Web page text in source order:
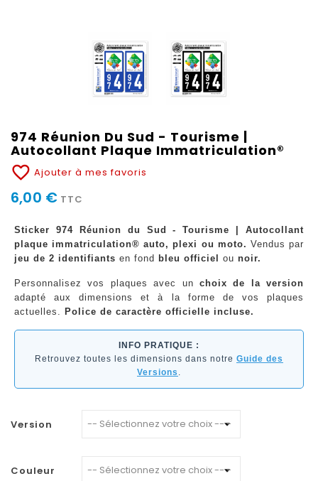
974 Réunion Du Sud - Tourisme |
Autocollant Plaque Immatriculation®
favorite_border Ajouter à mes favoris
6,00 € TTC
Sticker 974 Réunion du Sud - Tourisme | Autocollant
plaque immatriculation® auto, plexi ou moto. Vendus par
jeu de 2 identifiants en fond bleu officiel ou noir.
Personnalisez vos plaques avec un choix de la version
adapté aux dimensions et à la forme de vos plaques
actuelles. Police de caractère officielle incluse.
INFO PRATIQUE :
Retrouvez toutes les dimensions dans notre Guide des
Versions .
Version
Couleur